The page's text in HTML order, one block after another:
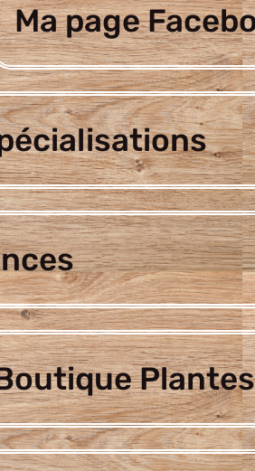
Ma page
Plantes